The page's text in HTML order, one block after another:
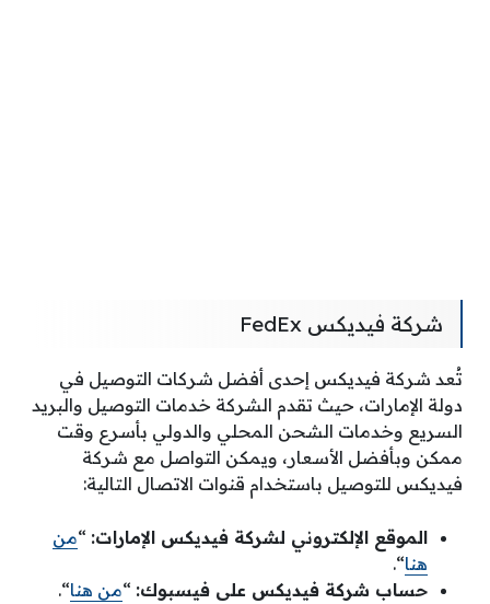
شركة فيديكس FedEx
تُعد شركة فيديكس إحدى أفضل شركات التوصيل في
دولة الإمارات، حيث تقدم الشركة خدمات التوصيل والبريد
السريع وخدمات الشحن المحلي والدولي بأسرع وقت
ممكن وبأفضل الأسعار، ويمكن التواصل مع شركة
فيديكس للتوصيل باستخدام قنوات الاتصال التالية:
الموقع الإلكتروني لشركة فيديكس الإمارات: “من
هنا“.
حساب شركة فيديكس على فيسبوك: “من هنا“.